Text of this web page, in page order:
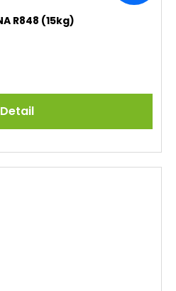
R848 (15kg)
Detail